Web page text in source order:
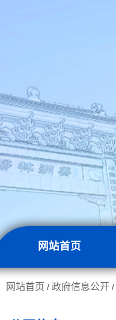
网站首页
网站首页 / 政府信息公开 /